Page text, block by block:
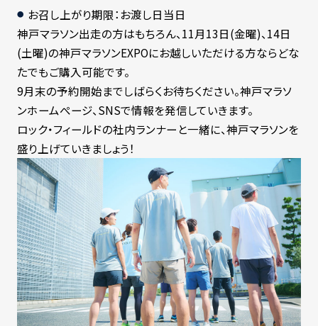
お召し上がり期限：お渡し日当日
神戸マラソン出走の方はもちろん、11月13日(金曜)、14日
(土曜)の神戸マラソンEXPOにお越しいただける方ならどな
たでもご購入可能です。
9月末の予約開始までしばらくお待ちください。神戸マラソ
ンホームぺージ、SNSで情報を発信していきます。
ロック・フィールドの社内ランナーと一緒に、神戸マラソンを
盛り上げていきましょう！